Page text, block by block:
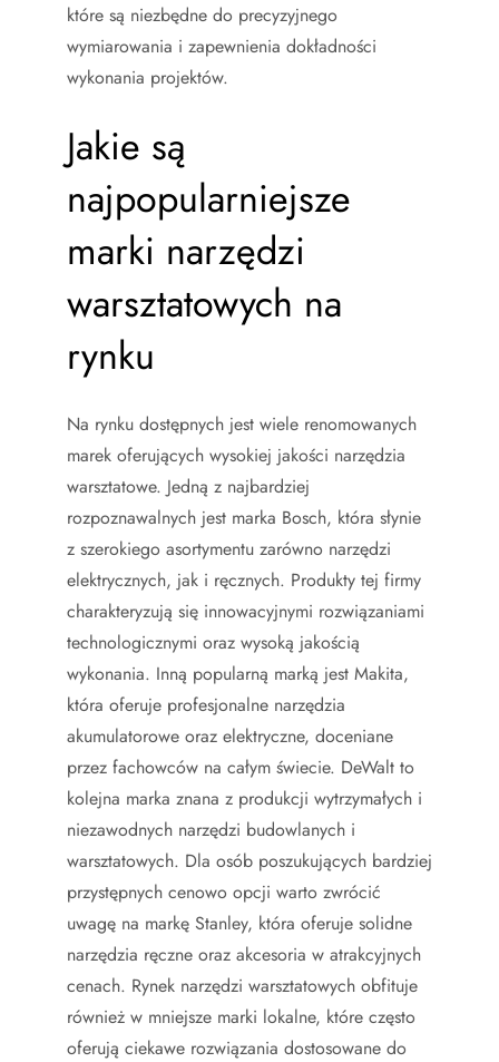
które są niezbędne do precyzyjnego
wymiarowania i zapewnienia dokładności
wykonania projektów.
Jakie są
najpopularniejsze
marki narzędzi
warsztatowych na
rynku
Na rynku dostępnych jest wiele renomowanych
marek oferujących wysokiej jakości narzędzia
warsztatowe. Jedną z najbardziej
rozpoznawalnych jest marka Bosch, która słynie
z szerokiego asortymentu zarówno narzędzi
elektrycznych, jak i ręcznych. Produkty tej firmy
charakteryzują się innowacyjnymi rozwiązaniami
technologicznymi oraz wysoką jakością
wykonania. Inną popularną marką jest Makita,
która oferuje profesjonalne narzędzia
akumulatorowe oraz elektryczne, doceniane
przez fachowców na całym świecie. DeWalt to
kolejna marka znana z produkcji wytrzymałych i
niezawodnych narzędzi budowlanych i
warsztatowych. Dla osób poszukujących bardziej
przystępnych cenowo opcji warto zwrócić
uwagę na markę Stanley, która oferuje solidne
narzędzia ręczne oraz akcesoria w atrakcyjnych
cenach. Rynek narzędzi warsztatowych obfituje
również w mniejsze marki lokalne, które często
oferują ciekawe rozwiązania dostosowane do